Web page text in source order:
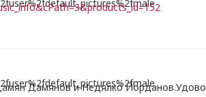
Дамянов и Недялко